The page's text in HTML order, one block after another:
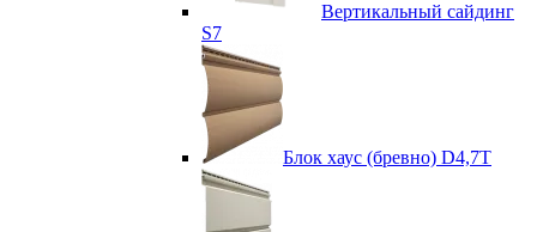
Вертикальный сайдинг
S7
Блок хаус (бревно) D4,7T